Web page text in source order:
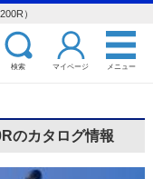
）
検索 マイページ メニュー
のカタログ情報